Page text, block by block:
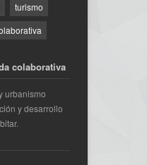
turismo
colaborativa
urbanismo
y desarrollo